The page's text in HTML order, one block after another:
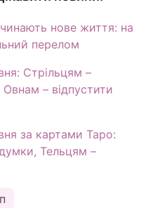
нове життя: на
перелом
Стрільцям –
– відпустити
за картами Таро:
Тельцям –